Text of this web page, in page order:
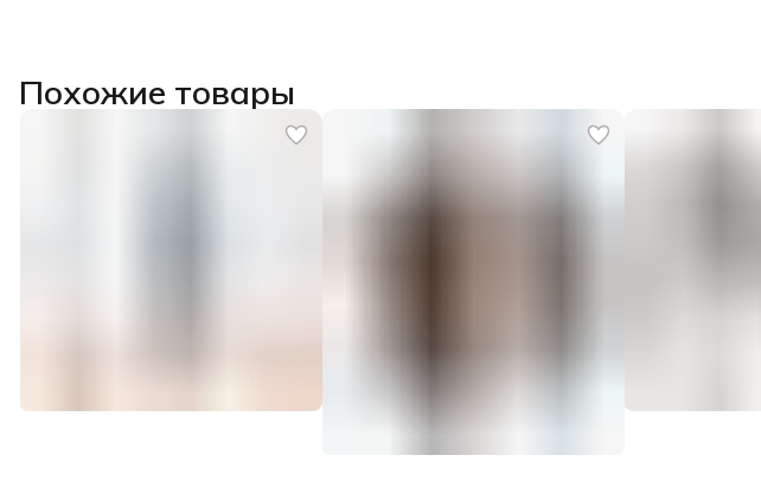
Похожие товары